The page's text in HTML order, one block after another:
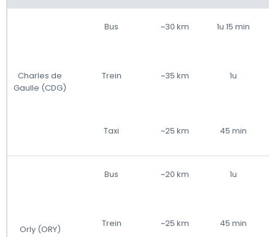
Charles de
Gaulle (CDG)
Bus ~30 km 1u 15 min
Trein ~35 km 1u
Taxi ~25 km 45 min
Orly (ORY)
Bus ~20 km 1u
Trein ~25 km 45 min